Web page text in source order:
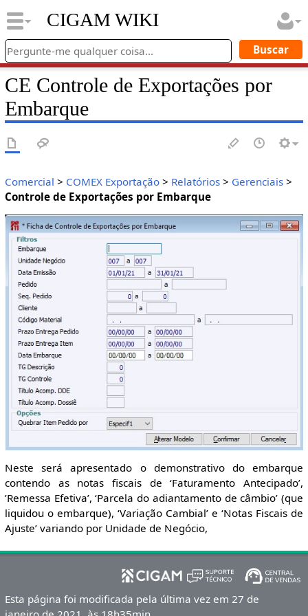
CIGAM WIKI
CE Controle de Exportações por
Embarque
Comercial > COMEX Exportação> Relatórios> Gerenciais>
Controle de Exportações por Embarque
Neste será apresentado o demonstrativo do embarque
contendo as notas fiscais de ‘Faturamento Antecipado’,
’Remessa Efetiva’, ‘Parcela do adiantamento de câmbio’ (que
liquidou o embarque), ‘Variação Cambial’ e ‘Notas Fiscais de
Ajuste’ variando por Unidade de Negócio,
Esta página foi modificada pela última vez em 27 de